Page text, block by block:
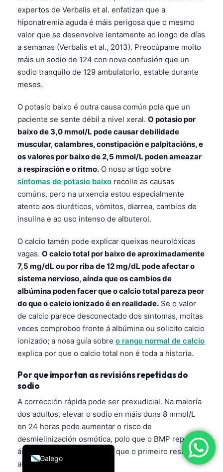
expertos de Verbalis et al. enfatizan que a
hiponatremia aguda é máis perigosa que o mesmo
valor que se desenvolve lentamente ao longo de días
a semanas (Verbalis et al., 2013). Preocúpame moito
máis un sodio de 124 con nova confusión que un
sodio tranquilo de 129 ambulatorio, estable durante
meses.
O potasio baixo é outra causa común pola que un
paciente se sente débil a nivel xeral. O potasio por
baixo de 3,0 mmol/L pode causar debilidade
muscular, calambres, constipación e palpitacións, e
os valores por baixo de 2,5 mmol/L poden ameazar
a respiración e o ritmo. O noso artigo sobre
síntomas de potasio baixo recolle as causas
comúns, pero na urxencia estou especialmente
atento aos diuréticos, vómitos, diarrea, cambios de
insulina e ao uso intenso de albuterol.
O calcio tamén pode explicar queixas neurolóxicas
vagas. O calcio total por baixo de aproximadamente
7,5 mg/dL ou por riba de 12 mg/dL pode afectar o
sistema nervioso, aínda que os cambios de
albúmina poden facer que o calcio total pareza peor
do que o calcio ionizado é en realidade. Se o valor
de calcio parece desconectado dos síntomas, moitas
veces comproboo fronte á albúmina ou solicito calcio
ionizado; a nosa guía sobre o rango normal de calcio
explica por que o calcio total non é toda a historia.
Por que importan as revisións repetidas do
sodio
A corrección rápida pode ser prexudicial. Na maioría
dos adultos, elevar o sodio en máis duns 8 mmol/L
en 24 horas pode aumentar o risco de
desmielinización osmótica, polo que o BMP repetido
ás veces é máis importante que o primeiro resultado
alarmante.
Galego
English
Deutsch
עִבְרִית
Italiano
Español
Português
Türkçe
Română
简体中文
فارسی
Dansk
Nederlands
हिन्दी
Bahasa Indonesia
Հայերեն
Íslenska
Azərbaycan dili
Eesti
日本語
Čeština